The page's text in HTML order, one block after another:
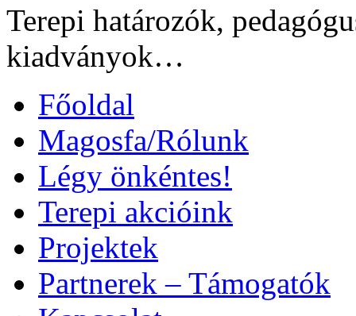
Terepi határozók,
kiadványok…
Főoldal
Magosfa/Rólunk
Légy önkéntes!
Terepi akcióink
Projektek
Partnerek – Támogatók